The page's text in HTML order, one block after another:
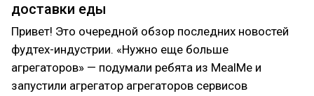
доставки еды
Привет! Это очередной обзор последних новостей
фудтех-индустрии. «Нужно еще больше
агрегаторов» — подумали ребята из MealMe и
запустили агрегатор агрегаторов сервисов